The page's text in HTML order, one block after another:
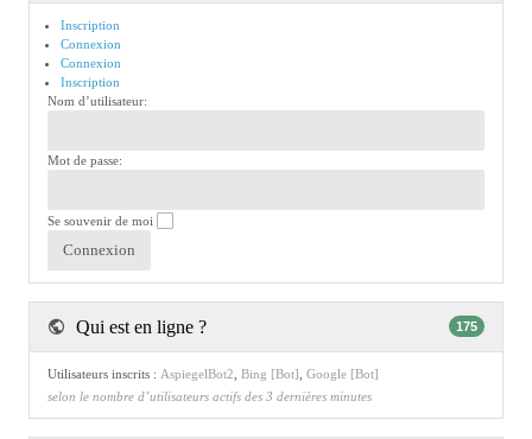
Inscription
Connexion
Connexion
Inscription
Nom d’utilisateur:
Mot de passe:
Se souvenir de moi
Qui est en ligne ? 175
Utilisateurs inscrits : AspiegelBot2, Bing [Bot], Google [Bot]
selon le nombre d’utilisateurs actifs des 3 dernières minutes